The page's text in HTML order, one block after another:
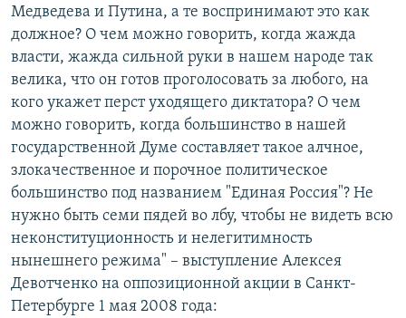
Медведева и Путина, а те воспринимают это как
должное? О чем можно говорить, когда жажда
власти, жажда сильной руки в нашем народе так
велика, что он готов проголосовать за любого, на
кого укажет перст уходящего диктатора? О чем
можно говорить, когда большинство в нашей
государственной Думе составляет такое алчное,
злокачественное и порочное политическое
большинство под названием "Единая Россия"? Не
нужно быть семи пядей во лбу, чтобы не видеть всю
неконституционность и нелегитимность
нынешнего режима" – выступление Алексея
Девотченко на оппозиционной акции в Санкт-
Петербурге 1 мая 2008 года: